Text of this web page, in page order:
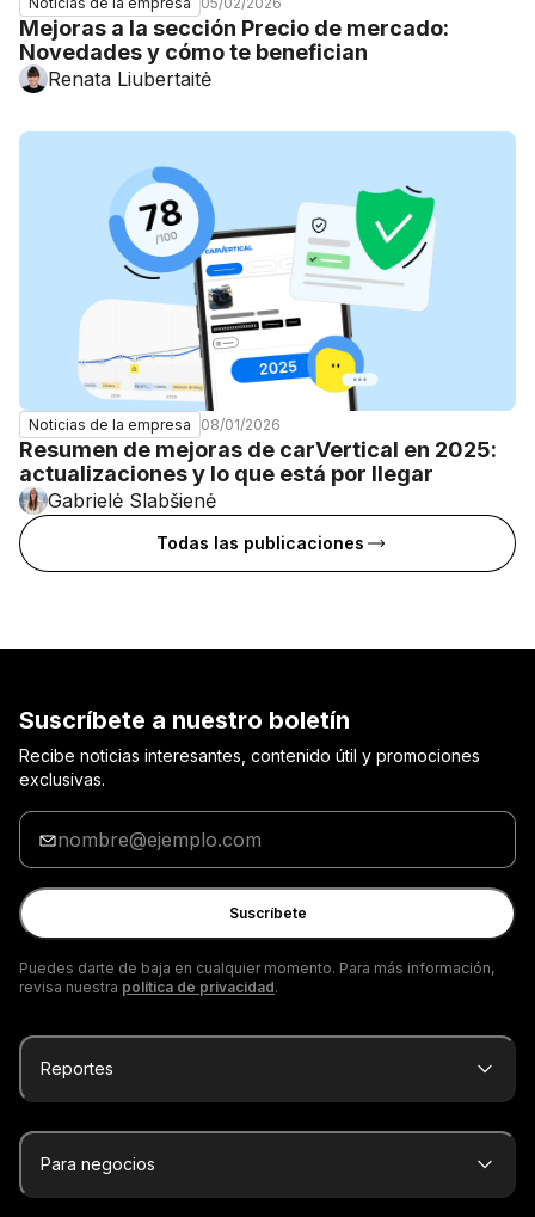
Mejoras a la sección Precio de mercado:
Novedades y cómo te benefician
Renata Liubertaitė
Noticias de la empresa 08/01/2026
Resumen de mejoras de carVertical en 2025:
actualizaciones y lo que está por llegar
Gabrielė Slabšienė
Todas las publicaciones
Suscríbete a nuestro boletín
Recibe noticias interesantes, contenido útil y promociones
exclusivas.
Ingrese
correo
electrónico
Suscríbete
Puedes darte de baja en cualquier momento. Para más información,
revisa nuestra política de privacidad.
Reportes
Para negocios